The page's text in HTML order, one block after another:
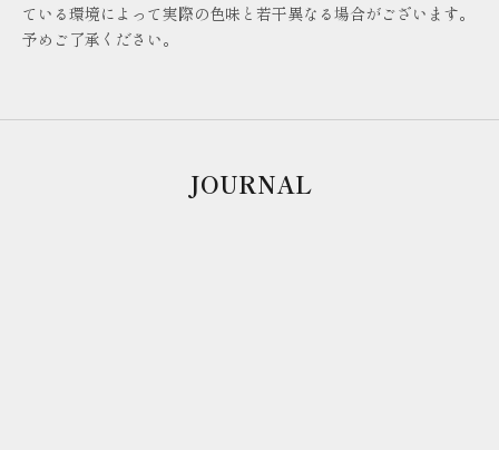
ている環境によって実際の色味と若干異なる場合がございます。
予めご了承ください。
JOURNAL